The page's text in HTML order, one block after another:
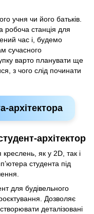
учня чи його батьків.
робоча станція для
час і, будемо
сучасного
варто планувати ще
з чого слід починати
архітектора
архітектор
як у 2D, так і
студента під
для будівельного
Дозволяє
деталізовані